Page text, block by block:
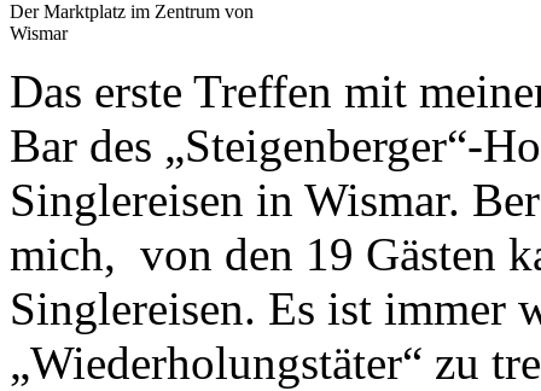
Der Marktplatz im Zentrum von
Wismar
Das erste Treffen mit
Bar des „Steigenberger“-
Singlereisen in Wismar.
mich, von den 19 Gästen
Singlereisen. Es ist immer
„Wiederholungstäter“ zu